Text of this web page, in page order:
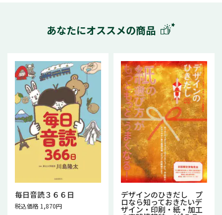
あなたにオススメの商品
毎日音読３６６日
税込価格 1,870円
デザインのひきだし プ
ロなら知っておきたいデ
ザイン・印刷・紙・加工